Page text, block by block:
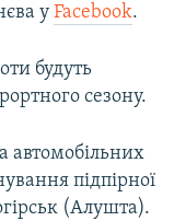
у Facebook.
будуть
сезону.
автомобільних
підпірної
(Алушта).